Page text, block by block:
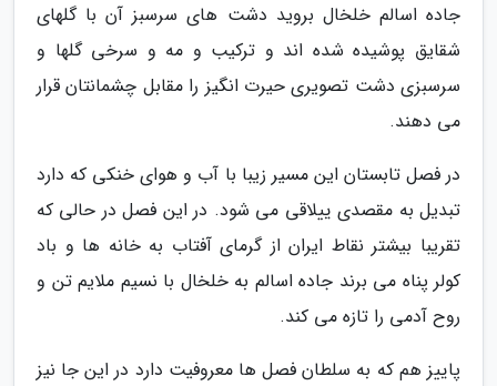
جاده اسالم خلخال بروید دشت های سرسبز آن با گلهای
شقایق پوشیده شده اند و ترکیب و مه و سرخی گلها و
سرسبزی دشت تصویری حیرت انگیز را مقابل چشمانتان قرار
می دهند.
در فصل تابستان این مسیر زیبا با آب و هوای خنکی که دارد
تبدیل به مقصدی ییلاقی می شود. در این فصل در حالی که
تقریبا بیشتر نقاط ایران از گرمای آفتاب به خانه ها و باد
کولر پناه می برند جاده اسالم به خلخال با نسیم ملایم تن و
روح آدمی را تازه می کند.
پاییز هم که به سلطان فصل ها معروفیت دارد در این جا نیز